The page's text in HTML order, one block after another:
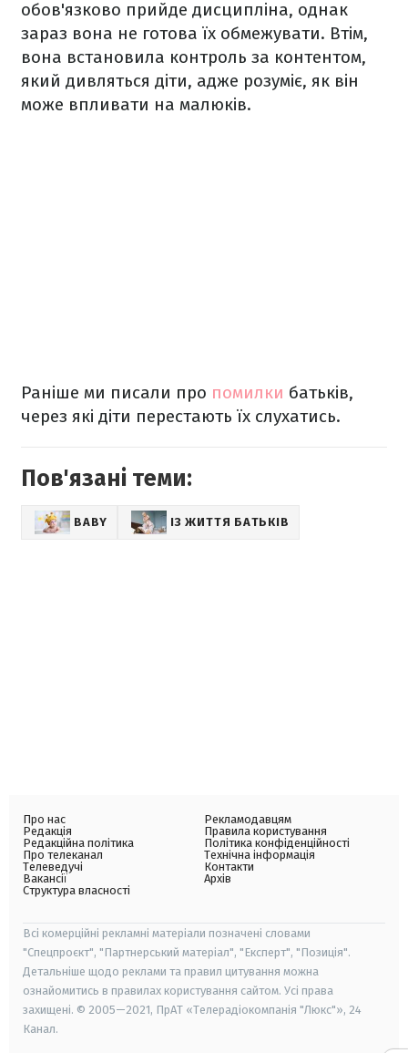
обов'язково прийде дисципліна, однак
зараз вона не готова їх обмежувати. Втім,
вона встановила контроль за контентом,
який дивляться діти, адже розуміє, як він
може впливати на малюків.
Раніше ми писали про помилки батьків,
через які діти перестають їх слухатись.
Пов'язані теми:
BABY ІЗ ЖИТТЯ БАТЬКІВ
Про нас
Редакція
Редакційна політика
Про телеканал
Телеведучі
Вакансії
Структура власності
Рекламодавцям
Правила користування
Політика конфіденційності
Технічна інформація
Контакти
Архів
Всі комерційні рекламні матеріали позначені словами
"Спецпроєкт", "Партнерський матеріал", "Експерт", "Позиція".
Детальніше щодо реклами та правил цитування можна
ознайомитись в правилах користування сайтом. Усі права
захищені. © 2005—2021, ПрАТ «Телерадіокомпанія "Люкс"», 24
Канал.